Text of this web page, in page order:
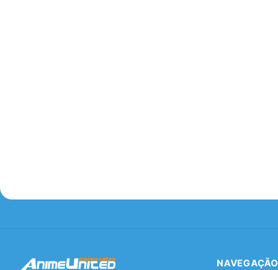
NAVEGAÇÃO